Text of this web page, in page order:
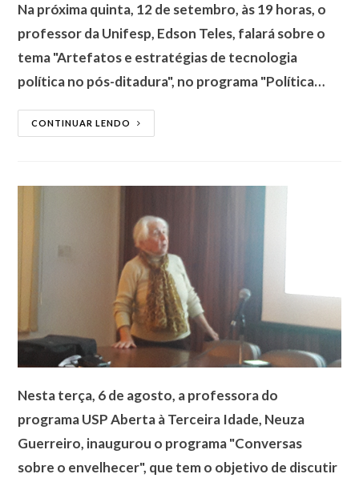
Na próxima quinta, 12 de setembro, às 19 horas, o
professor da Unifesp, Edson Teles, falará sobre o
tema "Artefatos e estratégias de tecnologia
política no pós-ditadura", no programa "Política…
CONTINUAR LENDO
Nesta terça, 6 de agosto, a professora do
programa USP Aberta à Terceira Idade, Neuza
Guerreiro, inaugurou o programa "Conversas
sobre o envelhecer", que tem o objetivo de discutir